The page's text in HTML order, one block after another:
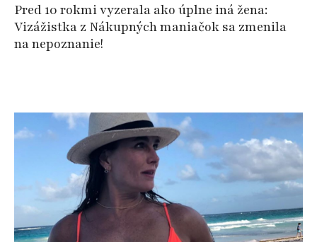
Pred 10 rokmi vyzerala ako úplne iná žena:
Vizážistka z Nákupných maniačok sa zmenila
na nepoznanie!